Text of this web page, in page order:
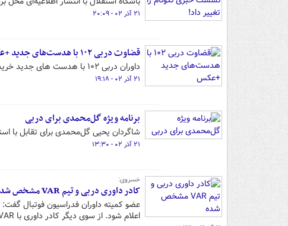
۲۱ آذر ۰۲ - ۲۰:۰۹
قضاوت دربی ۱۰۲ با هدست‌های جدید +عکس
داوران دربی ۱۰۲ با هدست های جدید خریداری شده قضاوت خواهند کرد.
۲۱ آذر ۰۲ - ۱۹:۱۸
برنامه ویژه گل‌محمدی برای دربی
شاگردان یحیی گل‌محمدی برای تقابل با
۲۱ آذر ۰۲ - ۱۳:۳۰
خسروی:
کادر داوری دربی و تیم VAR مشخص شده
عضو کمیته داوران فدراسیون فوتبال
اعلام شود. از سوی دیگر کادر داوری با VAR هم مشخص شده تا آمادگی هر شرایطی را داشته باشیم.